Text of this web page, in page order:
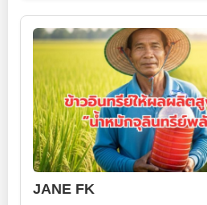
JANE FK